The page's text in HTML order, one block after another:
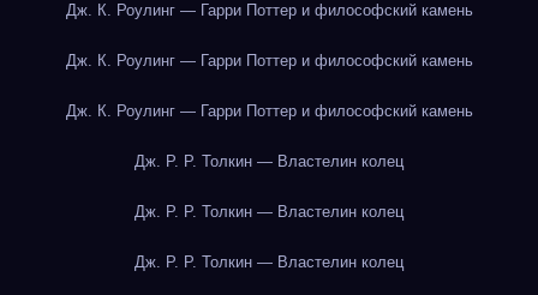
Дж. К. Роулинг — Гарри Поттер и философский камень
Дж. К. Роулинг — Гарри Поттер и философский камень
Дж. К. Роулинг — Гарри Поттер и философский камень
Дж. Р. Р. Толкин — Властелин колец
Дж. Р. Р. Толкин — Властелин колец
Дж. Р. Р. Толкин — Властелин колец